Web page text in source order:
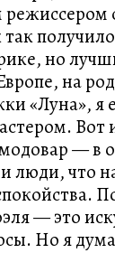
но
на
«Луна», я
Вот
— в
люди, что
— это
Но я